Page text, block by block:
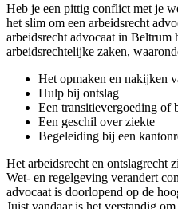
Heb je een pittig conflict met je
het slim om een arbeidsrecht
arbeidsrecht advocaat in Beltrum
arbeidsrechtelijke zaken,
Het opmaken en nakijken
Hulp bij ontslag
Een transitievergoeding of
Een geschil over ziekte
Begeleiding bij een
Het arbeidsrecht en ontslagrecht
Wet- en regelgeving verandert
advocaat is doorlopend op de
Juist vandaar is het verstandig